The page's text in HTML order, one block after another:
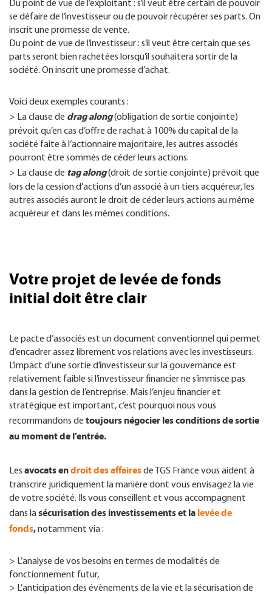
Du point de vue de l’exploitant : s’il veut être certain de pouvoir
se défaire de l’investisseur ou de pouvoir récupérer ses parts. On
inscrit une promesse de vente.
Du point de vue de l’investisseur : s’il veut être certain que ses
parts seront bien rachetées lorsqu’il souhaitera sortir de la
société. On inscrit une promesse d’achat.
Voici deux exemples courants :
> La clause de drag along(obligation de sortie conjointe)
prévoit qu’en cas d’offre de rachat à 100% du capital de la
société faite à l’actionnaire majoritaire, les autres associés
pourront être sommés de céder leurs actions.
> La clause de tag along(droit de sortie conjointe) prévoit que
lors de la cession d’actions d’un associé à un tiers acquéreur, les
autres associés auront le droit de céder leurs actions au même
acquéreur et dans les mêmes conditions.
Votre projet de levée de fonds
initial doit être clair
Le pacte d’associés est un document conventionnel qui permet
d’encadrer assez librement vos relations avec les investisseurs.
L’impact d’une sortie d’investisseur sur la gouvernance est
relativement faible si l’investisseur financier ne s’immisce pas
dans la gestion de l’entreprise. Mais l’enjeu financier et
stratégique est important, c’est pourquoi nous vous
recommandons de toujours négocier les conditions de sortie
au moment de l’entrée.
Les avocatsendroit des affairesde TGS France vous aident à
transcrire juridiquement la manière dont vous envisagez la vie
de votre société. Ils vous conseillent et vous accompagnent
dans lasécurisation des investissements et la levée de
fonds,notamment via :
> L’analyse de vos besoins en termes de modalités de
fonctionnement futur,
> L’anticipation des évènements de la vie et la sécurisation de